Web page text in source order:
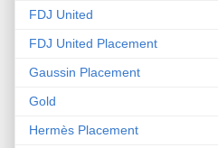
FDJ United
FDJ United Placement
Gaussin Placement
Gold
Hermès Placement